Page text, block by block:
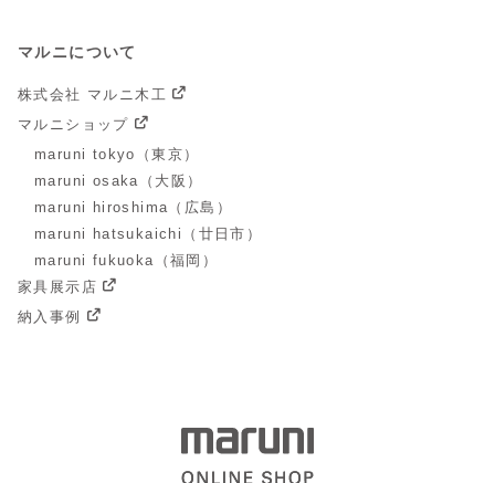
マルニについて
株式会社 マルニ木工
マルニショップ
maruni tokyo（東京）
maruni osaka（大阪）
maruni hiroshima（広島）
maruni hatsukaichi（廿日市）
maruni fukuoka（福岡）
家具展示店
納入事例